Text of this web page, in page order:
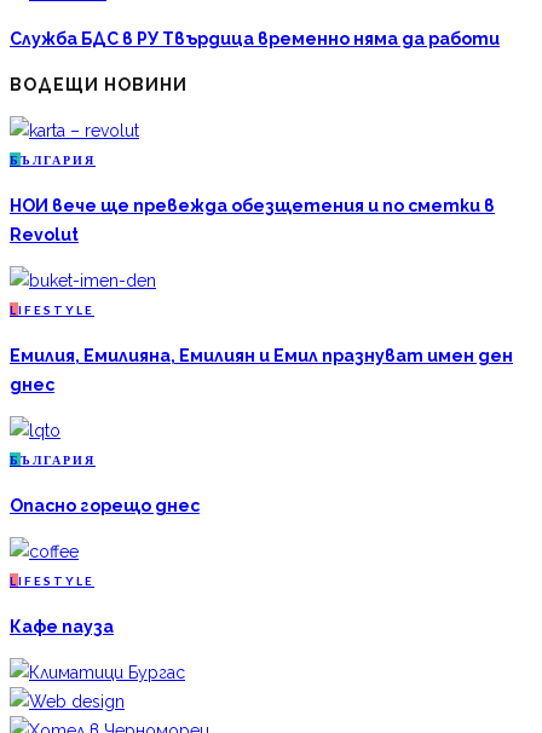
Служба БДС в РУ Твърдица временно няма да работи
ВОДЕЩИ НОВИНИ
Б ЪЛГАРИЯ
НОИ вече ще превежда обезщетения и по сметки в
Revolut
L IFESTYLE
Емилия, Емилияна, Емилиян и Емил празнуват имен ден
днес
Б ЪЛГАРИЯ
Опасно горещо днес
L IFESTYLE
Кафе пауза